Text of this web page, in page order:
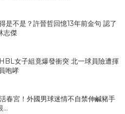
是不是？許晉哲回憶13年前金句 認了
志傑
女子組竟爆發衝突 北一球員險遭揮
咆哮
春宮！外國男球迷情不自禁伸鹹豬手
...